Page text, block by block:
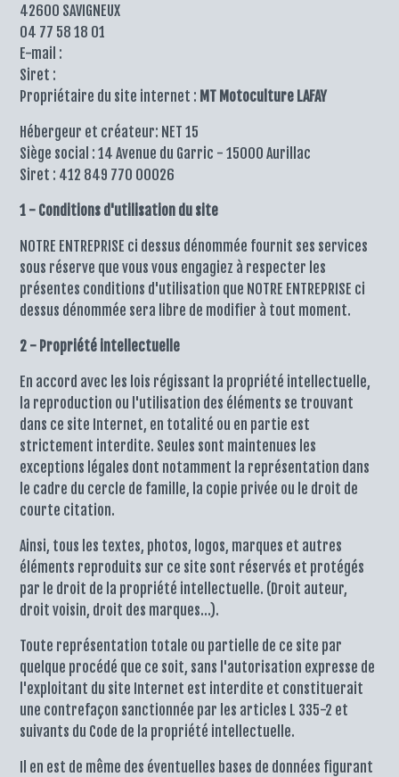
42600 SAVIGNEUX
04 77 58 18 01
E-mail :
Siret :
Propriétaire du site internet : MT Motoculture LAFAY
Hébergeur et créateur: NET 15
Siège social : 14 Avenue du Garric - 15000 Aurillac
Siret : 412 849 770 00026
1 - Conditions d'utilisation du site
NOTRE ENTREPRISE ci dessus dénommée fournit ses services
sous réserve que vous vous engagiez à respecter les
présentes conditions d'utilisation que NOTRE ENTREPRISE ci
dessus dénommée sera libre de modifier à tout moment.
2 - Propriété intellectuelle
En accord avec les lois régissant la propriété intellectuelle,
la reproduction ou l'utilisation des éléments se trouvant
dans ce site Internet, en totalité ou en partie est
strictement interdite. Seules sont maintenues les
exceptions légales dont notamment la représentation dans
le cadre du cercle de famille, la copie privée ou le droit de
courte citation.
Ainsi, tous les textes, photos, logos, marques et autres
éléments reproduits sur ce site sont réservés et protégés
par le droit de la propriété intellectuelle. (Droit auteur,
droit voisin, droit des marques…).
Toute représentation totale ou partielle de ce site par
quelque procédé que ce soit, sans l'autorisation expresse de
l'exploitant du site Internet est interdite et constituerait
une contrefaçon sanctionnée par les articles L 335-2 et
suivants du Code de la propriété intellectuelle.
Il en est de même des éventuelles bases de données figurant